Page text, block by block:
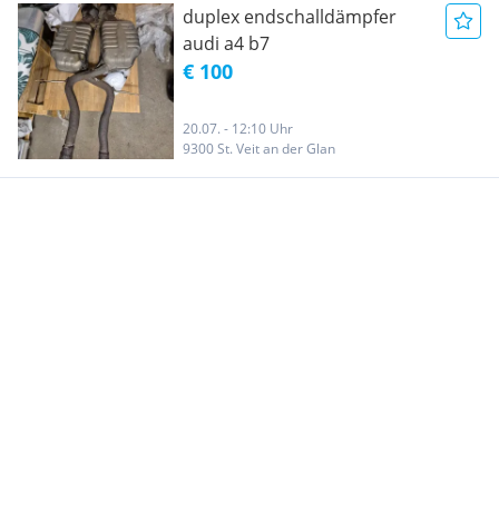
duplex endschalldämpfer
audi a4 b7
€ 100
20.07. - 12:10 Uhr
9300 St. Veit an der Glan